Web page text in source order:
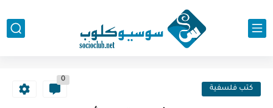
كتب فلسفية
0